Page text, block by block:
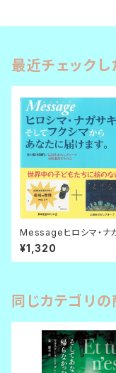
最近チェックし
Messageヒロシマ・ナ
してフクシマからあなた
ます。
¥1,320
同じカテゴリ